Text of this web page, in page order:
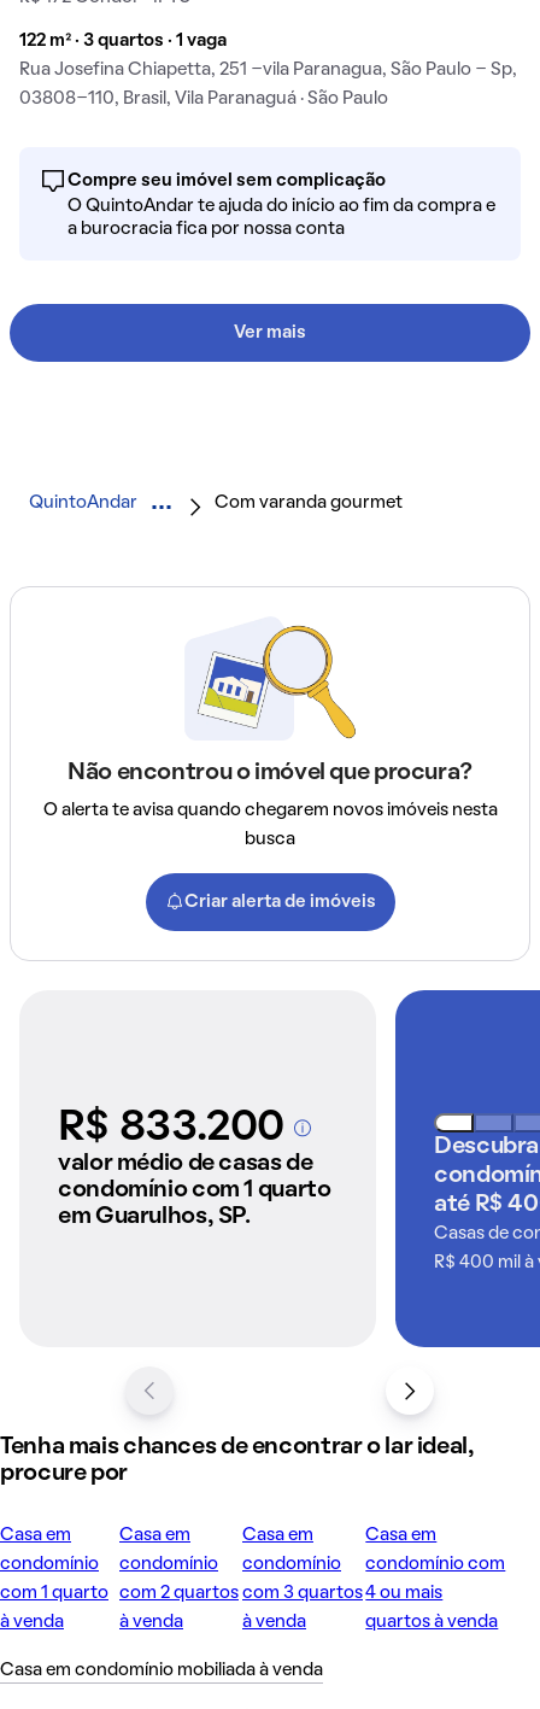
122 m² · 3 quartos · 1 vaga
Rua Josefina Chiapetta, 251 -vila Paranagua, São Paulo - Sp,
03808-110, Brasil, Vila Paranaguá · São Paulo
Compre seu imóvel sem complicação
O QuintoAndar te ajuda do início ao fim da compra e
a burocracia fica por nossa conta
Ver mais
QuintoAndar Com varanda gourmet
Não encontrou o imóvel que procura?
O alerta te avisa quando chegarem novos imóveis nesta
busca
Criar alerta de imóveis
R$ 833.200A partir dos imóveis
anunciados pelo
valor médio de casas de
condomínio com 1 quarto
em Guarulhos, SP.
até R$
Casas de
R$ 400 mil à
Tenha mais chances de encontrar o lar ideal,
procure por
Casa em
condomínio
com 1 quarto
à venda
Casa em
condomínio
com 2 quartos
à venda
Casa em
condomínio
com 3 quartos
à venda
Casa em
condomínio com
4 ou mais
quartos à venda
Casa em condomínio mobiliada à venda